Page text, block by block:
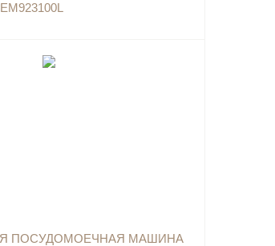
ПОСУДОМОЕЧНАЯ МАШИНА